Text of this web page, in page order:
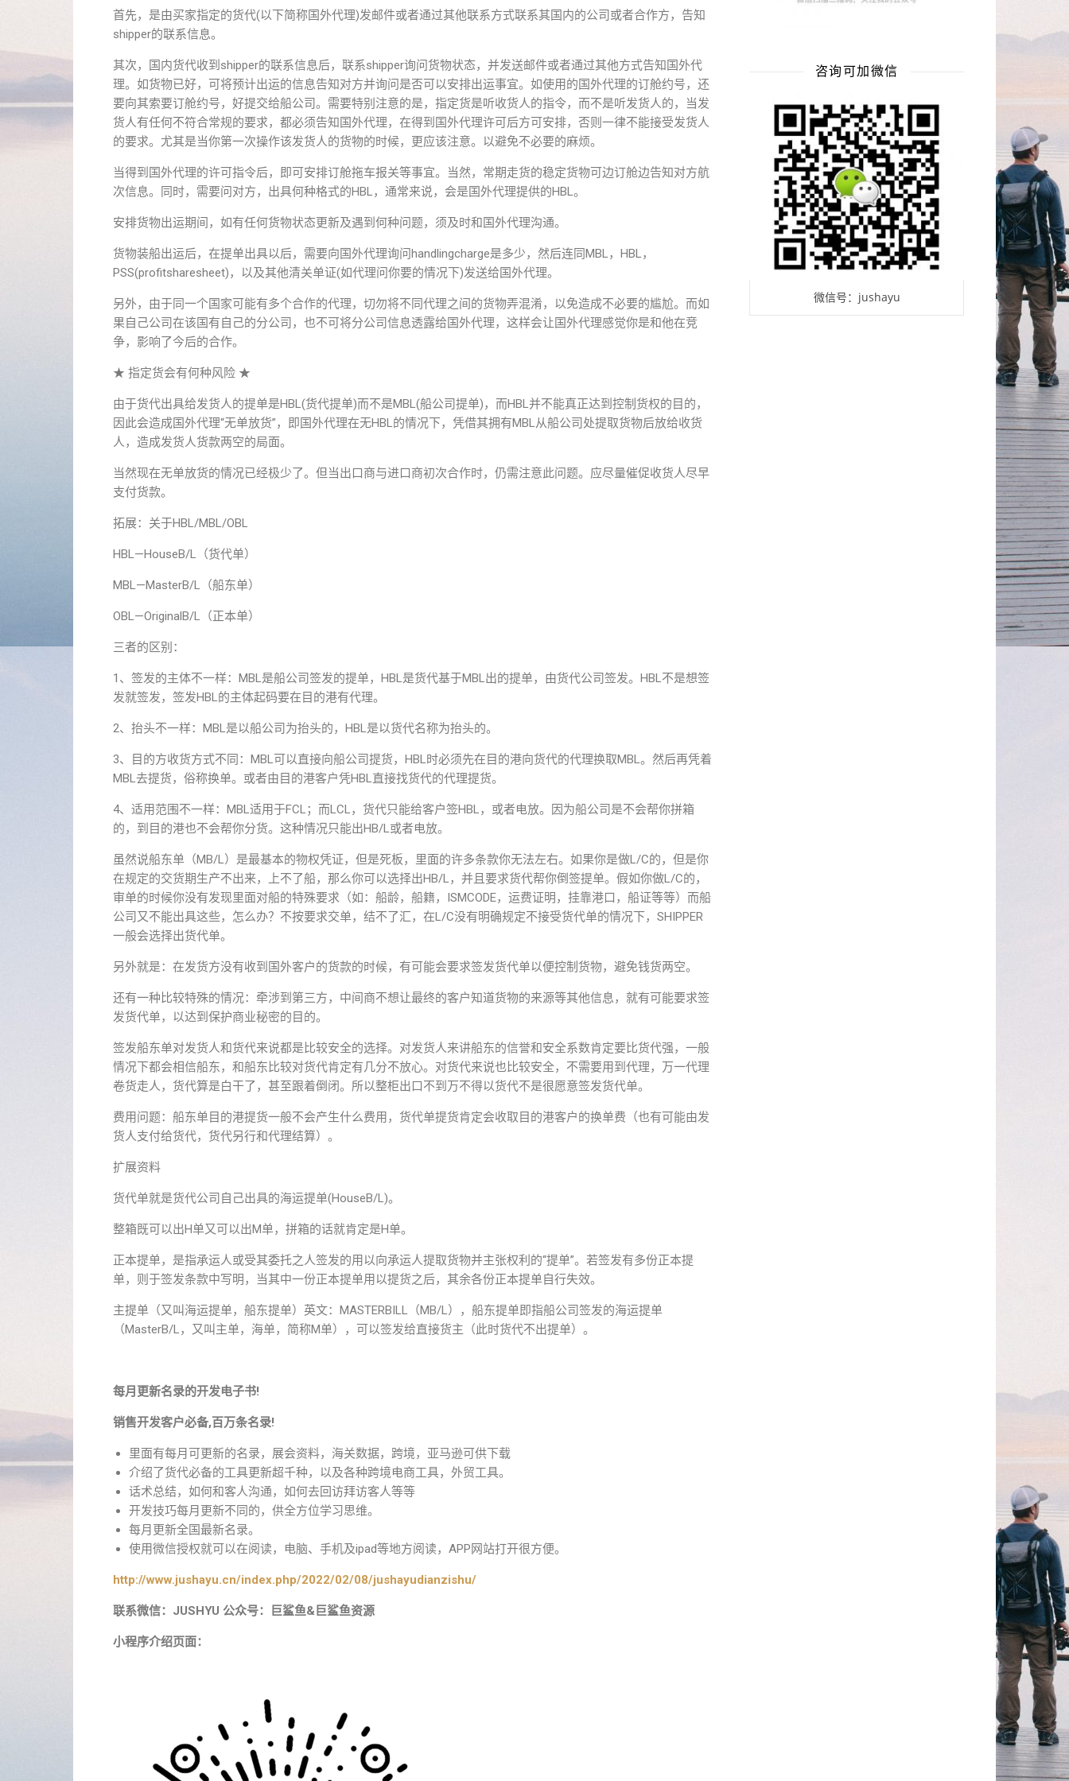
首先，是由买家指定的货代(以下简称国外代理)发邮件或者通过其他联系方式联系其国内的公司或者合作方，告知
shipper的联系信息。
其次，国内货代收到shipper的联系信息后，联系shipper询问货物状态，并发送邮件或者通过其他方式告知国外代
理。如货物已好，可将预计出运的信息告知对方并询问是否可以安排出运事宜。如使用的国外代理的订舱约号，还
要向其索要订舱约号，好提交给船公司。需要特别注意的是，指定货是听收货人的指令，而不是听发货人的，当发
货人有任何不符合常规的要求，都必须告知国外代理，在得到国外代理许可后方可安排，否则一律不能接受发货人
的要求。尤其是当你第一次操作该发货人的货物的时候，更应该注意。以避免不必要的麻烦。
当得到国外代理的许可指令后，即可安排订舱拖车报关等事宜。当然，常期走货的稳定货物可边订舱边告知对方航
次信息。同时，需要问对方，出具何种格式的HBL，通常来说，会是国外代理提供的HBL。
安排货物出运期间，如有任何货物状态更新及遇到何种问题，须及时和国外代理沟通。
货物装船出运后，在提单出具以后，需要向国外代理询问handlingcharge是多少，然后连同MBL，HBL，
PSS(profitsharesheet)，以及其他清关单证(如代理问你要的情况下)发送给国外代理。
另外，由于同一个国家可能有多个合作的代理，切勿将不同代理之间的货物弄混淆，以免造成不必要的尴尬。而如
果自己公司在该国有自己的分公司，也不可将分公司信息透露给国外代理，这样会让国外代理感觉你是和他在竞
争，影响了今后的合作。
★ 指定货会有何种风险 ★
由于货代出具给发货人的提单是HBL(货代提单)而不是MBL(船公司提单)，而HBL并不能真正达到控制货权的目的，
因此会造成国外代理“无单放货”，即国外代理在无HBL的情况下，凭借其拥有MBL从船公司处提取货物后放给收货
人，造成发货人货款两空的局面。
当然现在无单放货的情况已经极少了。但当出口商与进口商初次合作时，仍需注意此问题。应尽量催促收货人尽早
支付货款。
拓展：关于HBL/MBL/OBL
HBL—HouseB/L（货代单）
MBL—MasterB/L（船东单）
OBL—OriginalB/L（正本单）
三者的区别：
1、签发的主体不一样：MBL是船公司签发的提单，HBL是货代基于MBL出的提单，由货代公司签发。HBL不是想签
发就签发，签发HBL的主体起码要在目的港有代理。
2、抬头不一样：MBL是以船公司为抬头的，HBL是以货代名称为抬头的。
3、目的方收货方式不同：MBL可以直接向船公司提货，HBL时必须先在目的港向货代的代理换取MBL。然后再凭着
MBL去提货，俗称换单。或者由目的港客户凭HBL直接找货代的代理提货。
4、适用范围不一样：MBL适用于FCL；而LCL，货代只能给客户签HBL，或者电放。因为船公司是不会帮你拼箱
的，到目的港也不会帮你分货。这种情况只能出HB/L或者电放。
虽然说船东单（MB/L）是最基本的物权凭证，但是死板，里面的许多条款你无法左右。如果你是做L/C的，但是你
在规定的交货期生产不出来，上不了船，那么你可以选择出HB/L，并且要求货代帮你倒签提单。假如你做L/C的，
审单的时候你没有发现里面对船的特殊要求（如：船龄，船籍，ISMCODE，运费证明，挂靠港口，船证等等）而船
公司又不能出具这些，怎么办？不按要求交单，结不了汇，在L/C没有明确规定不接受货代单的情况下，SHIPPER
一般会选择出货代单。
另外就是：在发货方没有收到国外客户的货款的时候，有可能会要求签发货代单以便控制货物，避免钱货两空。
还有一种比较特殊的情况：牵涉到第三方，中间商不想让最终的客户知道货物的来源等其他信息，就有可能要求签
发货代单，以达到保护商业秘密的目的。
签发船东单对发货人和货代来说都是比较安全的选择。对发货人来讲船东的信誉和安全系数肯定要比货代强，一般
情况下都会相信船东，和船东比较对货代肯定有几分不放心。对货代来说也比较安全，不需要用到代理，万一代理
卷货走人，货代算是白干了，甚至跟着倒闭。所以整柜出口不到万不得以货代不是很愿意签发货代单。
费用问题：船东单目的港提货一般不会产生什么费用，货代单提货肯定会收取目的港客户的换单费（也有可能由发
货人支付给货代，货代另行和代理结算）。
扩展资料
货代单就是货代公司自己出具的海运提单(HouseB/L)。
整箱既可以出H单又可以出M单，拼箱的话就肯定是H单。
正本提单，是指承运人或受其委托之人签发的用以向承运人提取货物并主张权利的“提单”。若签发有多份正本提
单，则于签发条款中写明，当其中一份正本提单用以提货之后，其余各份正本提单自行失效。
主提单（又叫海运提单，船东提单）英文：MASTERBILL（MB/L），船东提单即指船公司签发的海运提单
（MasterB/L，又叫主单，海单，简称M单），可以签发给直接货主（此时货代不出提单）。
每月更新名录的开发电子书!
销售开发客户必备,百万条名录!
里面有每月可更新的名录，展会资料，海关数据，跨境，亚马逊可供下载
介绍了货代必备的工具更新超千种，以及各种跨境电商工具，外贸工具。
话术总结，如何和客人沟通，如何去回访拜访客人等等
开发技巧每月更新不同的，供全方位学习思维。
每月更新全国最新名录。
使用微信授权就可以在阅读，电脑、手机及ipad等地方阅读，APP网站打开很方便。
http://www.jushayu.cn/index.php/2022/02/08/jushayudianzishu/
联系微信：JUSHYU 公众号：巨鲨鱼&巨鲨鱼资源
小程序介绍页面：
咨询可加微信
微信号：jushayu